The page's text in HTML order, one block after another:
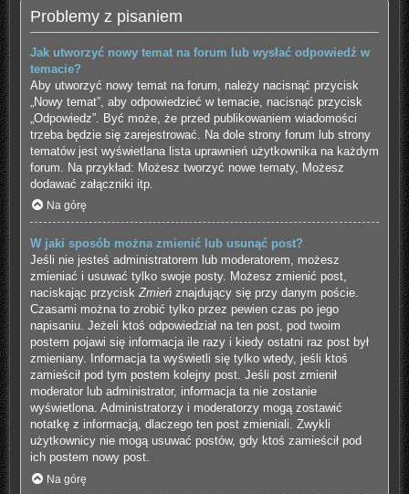
Problemy z pisaniem
Jak utworzyć nowy temat na forum lub wysłać odpowiedź w
temacie?
Aby utworzyć nowy temat na forum, należy nacisnąć przycisk
„Nowy temat”, aby odpowiedzieć w temacie, nacisnąć przycisk
„Odpowiedz”. Być może, że przed publikowaniem wiadomości
trzeba będzie się zarejestrować. Na dole strony forum lub strony
tematów jest wyświetlana lista uprawnień użytkownika na każdym
forum. Na przykład: Możesz tworzyć nowe tematy, Możesz
dodawać załączniki itp.
Na górę
W jaki sposób można zmienić lub usunąć post?
Jeśli nie jesteś administratorem lub moderatorem, możesz
zmieniać i usuwać tylko swoje posty. Możesz zmienić post,
naciskając przyciskZmieńznajdujący się przy danym poście.
Czasami można to zrobić tylko przez pewien czas po jego
napisaniu. Jeżeli ktoś odpowiedział na ten post, pod twoim
postem pojawi się informacja ile razy i kiedy ostatni raz post był
zmieniany. Informacja ta wyświetli się tylko wtedy, jeśli ktoś
zamieścił pod tym postem kolejny post. Jeśli post zmienił
moderator lub administrator, informacja ta nie zostanie
wyświetlona. Administratorzy i moderatorzy mogą zostawić
notatkę z informacją, dlaczego ten post zmieniali. Zwykli
użytkownicy nie mogą usuwać postów, gdy ktoś zamieścił pod
ich postem nowy post.
Na górę